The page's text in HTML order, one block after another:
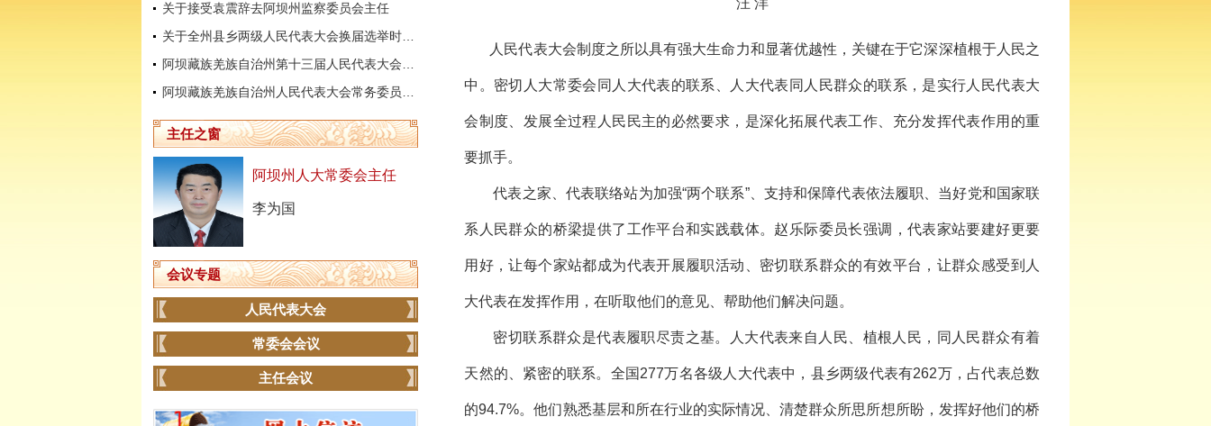
关于接受袁震辞去阿坝州监察委员会主任
主任之窗
阿坝州人大常委会主任
李为国
会议专题
人民代表大会
常委会会议
主任会议
汪 洋
人民代表大会制度之所以具有强大生命力和显著优越性，关键在于它深深植根于人民之
中。密切人大常委会同人大代表的联系、人大代表同人民群众的联系，是实行人民代表大
会制度、发展全过程人民民主的必然要求，是深化拓展代表工作、充分发挥代表作用的重
要抓手。
代表之家、代表联络站为加强“两个联系”、支持和保障代表依法履职、当好党和国家联
系人民群众的桥梁提供了工作平台和实践载体。赵乐际委员长强调，代表家站要建好更要
用好，让每个家站都成为代表开展履职活动、密切联系群众的有效平台，让群众感受到人
大代表在发挥作用，在听取他们的意见、帮助他们解决问题。
密切联系群众是代表履职尽责之基。人大代表来自人民、植根人民，同人民群众有着
天然的、紧密的联系。全国277万名各级人大代表中，县乡两级代表有262万，占代表总数
的94.7%。他们熟悉基层和所在行业的实际情况、清楚群众所思所想所盼，发挥好他们的桥